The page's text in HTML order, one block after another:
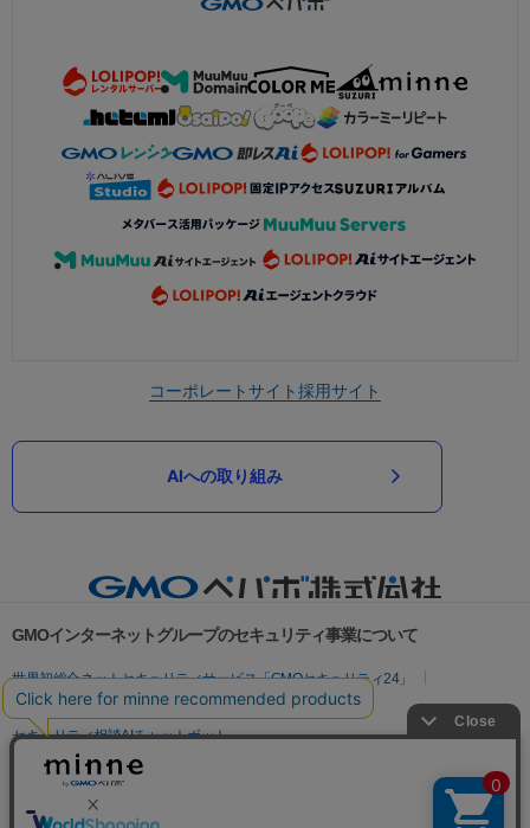
コーポレートサイト採用サイト
AIへの取り組み
GMOインターネットグループのセキュリティ事業について
世界初総合ネットセキュリティサービス「GMOセキュリティ24」
パスワード漏洩診断
Webサイトリスク診断
セキュリティ相談AIチャットボット
実在証明・盗聴対策
サイバー攻撃対策（GMO Flatt Security）